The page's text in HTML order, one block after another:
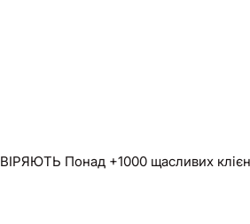
Понад +1000 щасливих